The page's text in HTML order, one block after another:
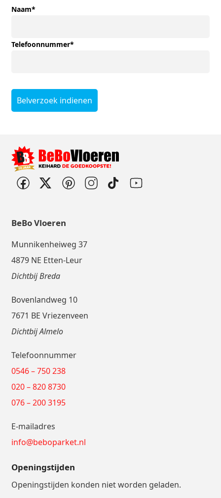
Naam*
Telefoonnummer*
Belverzoek indienen
BeBo Vloeren
Munnikenheiweg 37
4879 NE Etten-Leur
Dichtbij Breda
Bovenlandweg 10
7671 BE Vriezenveen
Dichtbij Almelo
Telefoonnummer
0546 – 750 238
020 – 820 8730
076 – 200 3195
E-mailadres
info@beboparket.nl
Openingstijden
Openingstijden konden niet worden geladen.